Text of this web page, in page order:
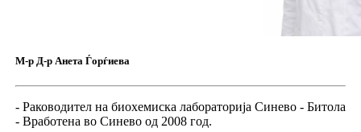
М-р Д-р Анета Ѓорѓиева
- Раководител на биохемиска лабораторија Синево - Битола
- Вработена во Синево од 2008 год.